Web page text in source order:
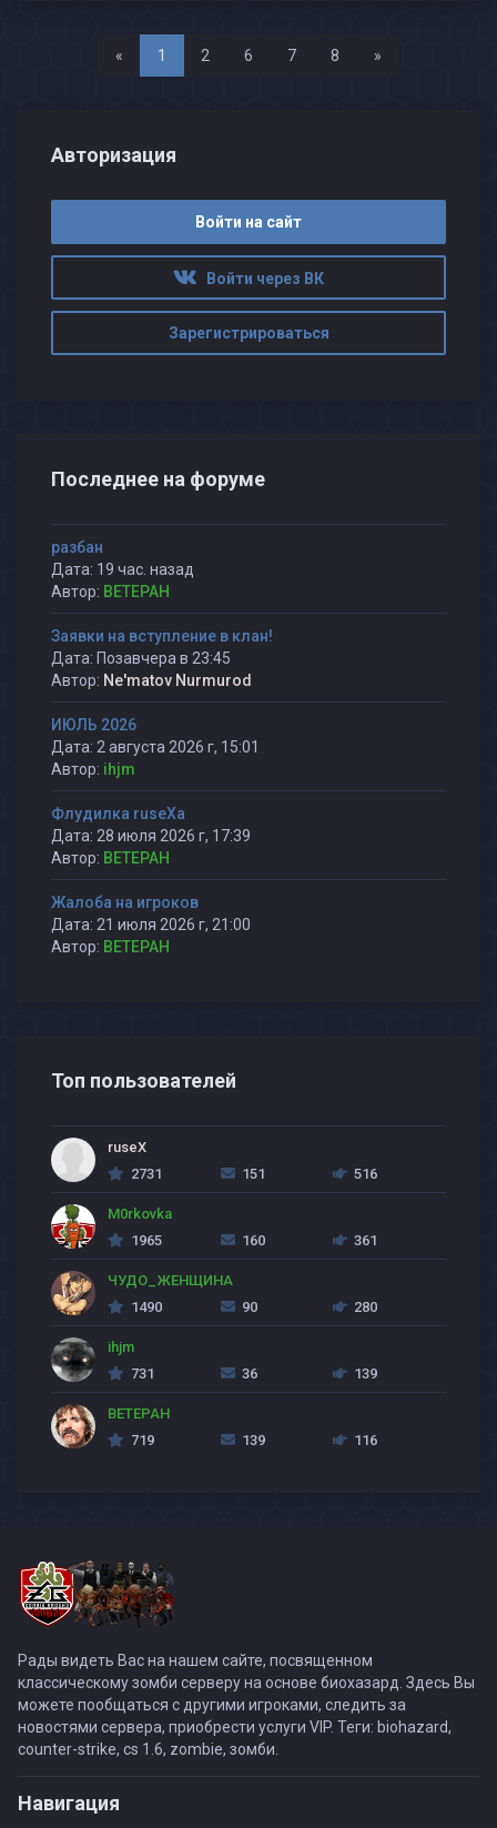
« Назад
1 2 6 7 8 »
Авторизация
Войти на сайт
Войти через ВК
Зарегистрироваться
Последнее на форуме
разбан
Дата: 19 час. назад
Автор: BETEPAH
Заявки на вступление в клан!
Дата: Позавчера в 23:45
Автор: Ne'matov Nurmurod
ИЮЛЬ 2026
Дата: 2 августа 2026 г, 15:01
Автор: ihjm
Флудилка ruseXа
Дата: 28 июля 2026 г, 17:39
Автор: BETEPAH
Жалоба на игроков
Дата: 21 июля 2026 г, 21:00
Автор: BETEPAH
Топ пользователей
ruseX
2731
151 516
M0rkovka
1965
160 361
ЧУДО_ЖЕНЩИНА
1490
90 280
ihjm
731
36 139
BETEPAH
719
139 116
Рады видеть Вас на нашем сайте, посвященном
классическому зомби серверу на основе биохазард. Здесь Вы
можете пообщаться с другими игроками, следить за
новостями сервера, приобрести услуги VIP. Теги: biohazard,
counter-strike, cs 1.6, zombie, зомби.
Навигация